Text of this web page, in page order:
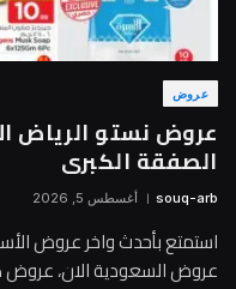
عروض
الصفقة الكبرى
souq-arb أغسطس 5, 2026
استمتع بأحدث واخر عروض
عروض السعودية الان،